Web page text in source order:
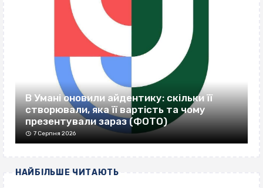
В Умані оновили айдентику: скільки її
створювали, яка її вартість та чому
презентували зараз (ФОТО)
7 Серпня 2026
НАЙБІЛЬШЕ ЧИТАЮТЬ